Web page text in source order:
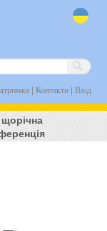
| Контакти| Вхід